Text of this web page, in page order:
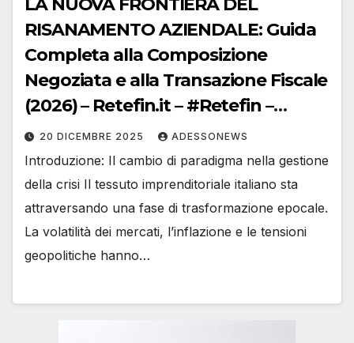
LA NUOVA FRONTIERA DEL
RISANAMENTO AZIENDALE: Guida
Completa alla Composizione
Negoziata e alla Transazione Fiscale
(2026) – Retefin.it – #Retefin –
Retefin – #Finsubito – Finsubito –
#Adessonews – #Adessonews –
#Finsubito – Adessonews
20 DICEMBRE 2025 ADESSONEWS
Introduzione: Il cambio di paradigma nella gestione
della crisi Il tessuto imprenditoriale italiano sta
attraversando una fase di trasformazione epocale.
La volatilità dei mercati, l’inflazione e le tensioni
geopolitiche hanno…